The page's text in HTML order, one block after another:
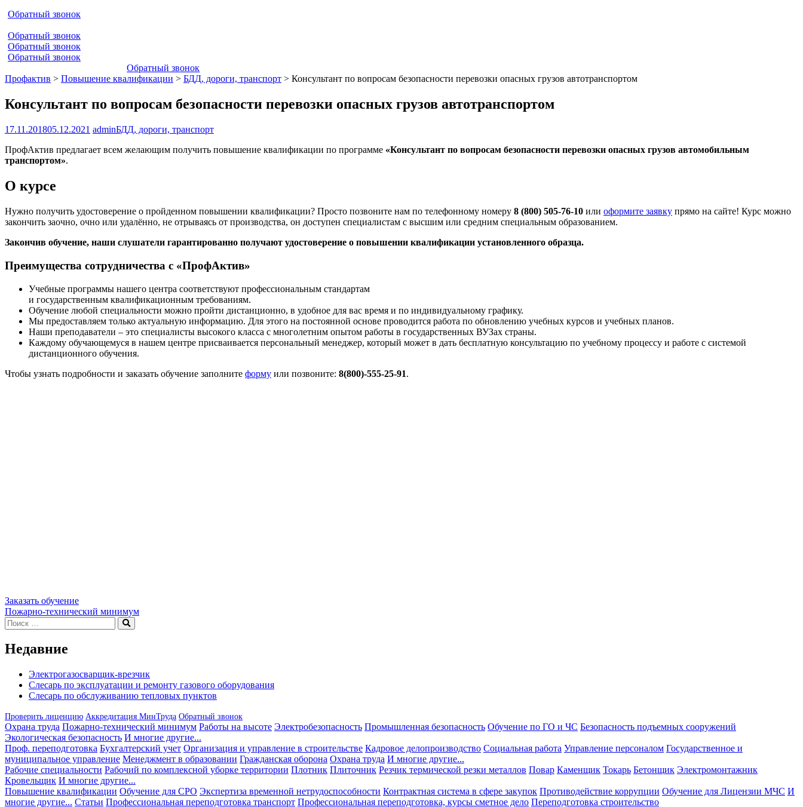
Обратный звонок
Обратный звонок
Обратный звонок
Обратный звонок
Обратный звонок
Профактив > Повышение квалификации > БДД, дороги, транспорт > Консультант по вопросам безопасности перевозки опасных грузов автотранспортом
Консультант по вопросам безопасности перевозки опасных грузов автотранспортом
17.11.201805.12.2021 adminБДД, дороги, транспорт
ПрофАктив предлагает всем желающим получить повышение квалификации по программе «Консультант по вопросам безопасности перевозки опасных грузов автомобильным
транспортом».
О курсе
Нужно получить удостоверение о пройденном повышении квалификации? Просто позвоните нам по телефонному номеру 8 (800) 505-76-10 или оформите заявку прямо на сайте! Курс можно
закончить заочно, очно или удалённо, не отрываясь от производства, он доступен специалистам с высшим или средним специальным образованием.
Закончив обучение, наши слушатели гарантированно получают удостоверение о повышении квалификации установленного образца.
Преимущества сотрудничества с «ПрофАктив»
Учебные программы нашего центра соответствуют профессиональным стандартам
и государственным квалификационным требованиям.
Обучение любой специальности можно пройти дистанционно, в удобное для вас время и по индивидуальному графику.
Мы предоставляем только актуальную информацию. Для этого на постоянной основе проводится работа по обновлению учебных курсов и учебных планов.
Наши преподаватели – это специалисты высокого класса с многолетним опытом работы в государственных ВУЗах страны.
Каждому обучающемуся в нашем центре присваивается персональный менеджер, который может в дать бесплатную консультацию по учебному процессу и работе с системой
дистанционного обучения.
Чтобы узнать подробности и заказать обучение заполните форму или позвоните: 8(800)-555-25-91.
Заказать обучение
Навигация
по
записям
Пожарно-технический минимум
Искать:
Поиск
Недавние
Электрогазосварщик-врезчик
Слесарь по эксплуатации и ремонту газового оборудования
Слесарь по обслуживанию тепловых пунктов
Проверить лиценцию Аккредитация МинТруда Обратный звонок
Охрана труда Пожарно-технический минимум Работы на высоте Электробезопасность Промышленная безопасность Обучение по ГО и ЧС Безопасность подъемных сооружений
Экологическая безопасность И многие другие...
Проф. переподготовка Бухгалтерский учет Организация и управление в строительстве Кадровое делопроизводство Социальная работа Управление персоналом Государственное и
муниципальное управление Менеджмент в образовании Гражданская оборона Охрана труда И многие другие...
Рабочие специальности Рабочий по комплексной уборке территории Плотник Плиточник Резчик термической резки металлов Повар Каменщик Токарь Бетонщик Электромонтажник
Кровельщик И многие другие...
Повышение квалификации Обучение для СРО Экспертиза временной нетрудоспособности Контрактная система в сфере закупок Противодействие коррупции Обучение для Лицензии МЧС И
многие другие... Статьи Профессиональная переподготовка транспорт Профессиональная переподготовка, курсы сметное дело Переподготовка строительство